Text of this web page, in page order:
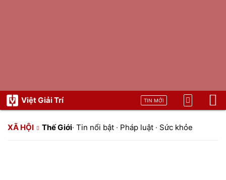
Việt Giải Trí TIN MỚI
XÃ HỘI Thế Giới· Tin nổi bật · Pháp luật · Sức khỏe